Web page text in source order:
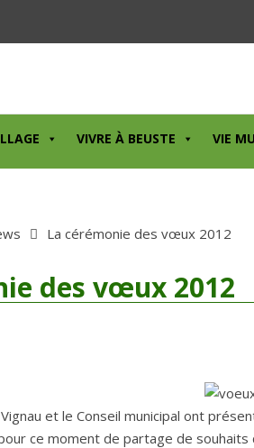
VIVRE À BEUSTE VIE
La cérémonie des vœux 2012
des vœux 2012
et le Conseil municipal ont
ce moment de partage de